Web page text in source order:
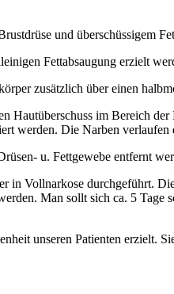
und überschüssigem
Fettabsaugung erzielt
zusätzlich über einen
Hautüberschuss im Bereich
werden. Die Narben
u. Fettgewebe entfernt
in Vollnarkose durchgeführt.
Man sollt sich ca. 5
unseren Patienten erzielt.